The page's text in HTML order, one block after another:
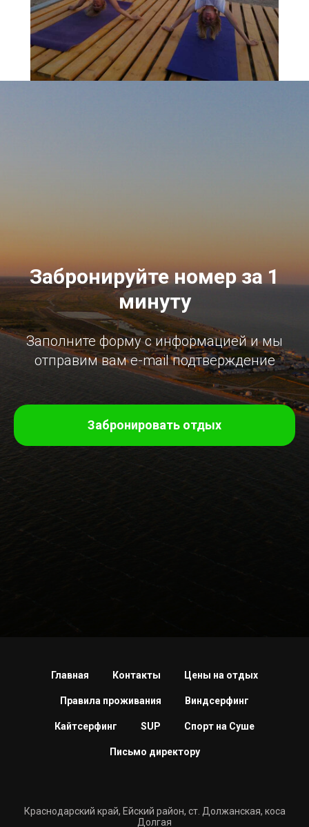
Забронируйте номер за 1
минуту
Заполните форму с информацией и мы
отправим вам e-mail подтверждение
Забронировать отдых
Главная Контакты Цены на отдых
Правила проживания Виндсерфинг
Кайтсерфинг SUP Спорт на Суше
Письмо директору
Краснодарский край, Ейский район, ст. Должанская, коса
Долгая